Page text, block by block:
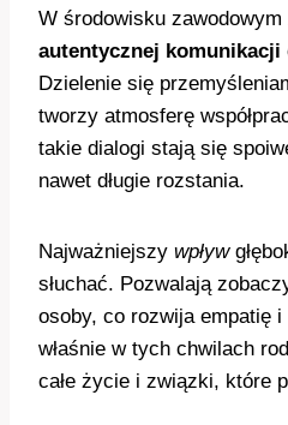
W środowisku zawodowym
autentycznej komunikacji
Dzielenie się
tworzy atmosferę
takie dialogi stają się
nawet długie rozstania.
Najważniejszy wpływ
słuchać. Pozwalają
osoby, co rozwija empatię
właśnie w tych chwilach
całe życie i związki, które